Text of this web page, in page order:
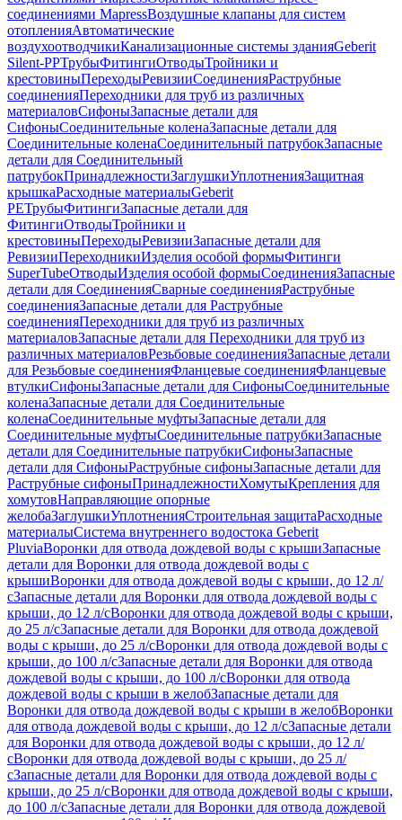
соединениями MapressВоздушные клапаны для систем
отопленияАвтоматические
воздухоотводчикиКанализационные системы зданияGeberit
Silent-PPТрубыФитингиОтводыТройники и
крестовиныПереходыРевизииСоединенияРаструбные
соединенияПереходники для труб из различных
материаловСифоныЗапасные детали для
СифоныСоединительные коленаЗапасные детали для
Соединительные коленаСоединительный патрубокЗапасные
детали для Соединительный
патрубокПринадлежностиЗаглушкиУплотненияЗащитная
крышкаРасходные материалыGeberit
PEТрубыФитингиЗапасные детали для
ФитингиОтводыТройники и
крестовиныПереходыРевизииЗапасные детали для
РевизииПереходникиИзделия особой формыФитинги
SuperTubeОтводыИзделия особой формыСоединенияЗапасные
детали для СоединенияСварные соединенияРаструбные
соединенияЗапасные детали для Раструбные
соединенияПереходники для труб из различных
материаловЗапасные детали для Переходники для труб из
различных материаловРезьбовые соединенияЗапасные детали
для Резьбовые соединенияФланцевые соединенияФланцевые
втулкиСифоныЗапасные детали для СифоныСоединительные
коленаЗапасные детали для Соединительные
коленаСоединительные муфтыЗапасные детали для
Соединительные муфтыСоединительные патрубкиЗапасные
детали для Соединительные патрубкиСифоныЗапасные
детали для СифоныРаструбные сифоныЗапасные детали для
Раструбные сифоныПринадлежностиХомутыКрепления для
хомутовНаправляющие опорные
желобаЗаглушкиУплотненияСтроительная защитаРасходные
материалыСистема внутреннего водостока Geberit
PluviaВоронки для отвода дождевой воды с крышиЗапасные
детали для Воронки для отвода дождевой воды с
крышиВоронки для отвода дождевой воды с крыши, до 12 л/
сЗапасные детали для Воронки для отвода дождевой воды с
крыши, до 12 л/сВоронки для отвода дождевой воды с крыши,
до 25 л/сЗапасные детали для Воронки для отвода дождевой
воды с крыши, до 25 л/сВоронки для отвода дождевой воды с
крыши, до 100 л/сЗапасные детали для Воронки для отвода
дождевой воды с крыши, до 100 л/сВоронки для отвода
дождевой воды с крыши в желобЗапасные детали для
Воронки для отвода дождевой воды с крыши в желобВоронки
для отвода дождевой воды с крыши, до 12 л/сЗапасные детали
для Воронки для отвода дождевой воды с крыши, до 12 л/
сВоронки для отвода дождевой воды с крыши, до 25 л/
сЗапасные детали для Воронки для отвода дождевой воды с
крыши, до 25 л/сВоронки для отвода дождевой воды с крыши,
до 100 л/сЗапасные детали для Воронки для отвода дождевой